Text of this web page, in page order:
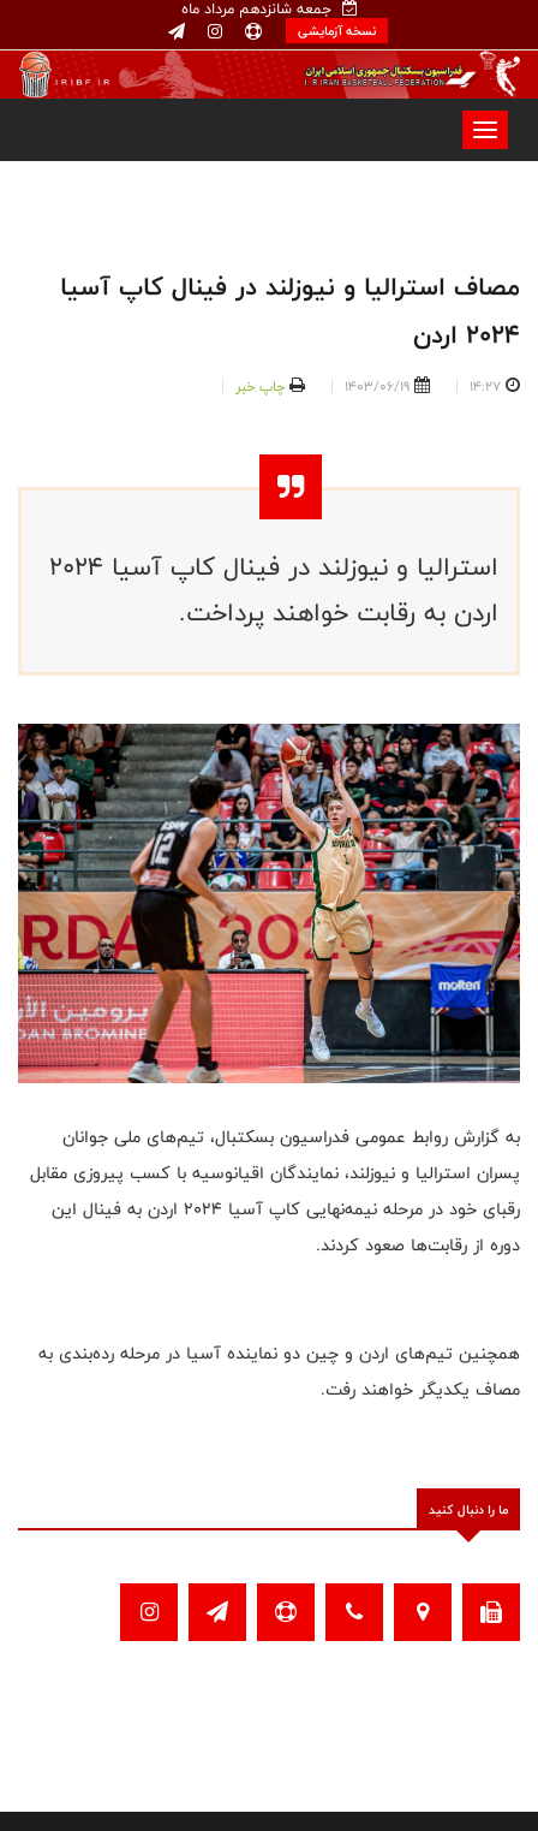
جمعه شانزدهم مرداد ماه
نسخه آزمایشی
مصاف استرالیا و نیوزلند در فینال کاپ آسیا
۲۰۲۴ اردن
14:27
1403/06/19 چاپ خبر
استرالیا و نیوزلند در فینال کاپ آسیا ۲۰۲۴
اردن به رقابت خواهند پرداخت.
به گزارش روابط عمومی فدراسیون بسکتبال، تیم‌های ملی جوانان
پسران استرالیا و نیوزلند، نمایندگان اقیانوسیه با کسب پیروزی مقابل
رقبای خود در مرحله نیمه‌نهایی کاپ آسیا ۲۰۲۴ اردن به فینال این
دوره از رقابت‌ها صعود کردند.
همچنین تیم‌های اردن و چین دو نماینده آسیا در مرحله رده‌بندی به
مصاف یکدیگر خواهند رفت.
ما را دنبال کنید